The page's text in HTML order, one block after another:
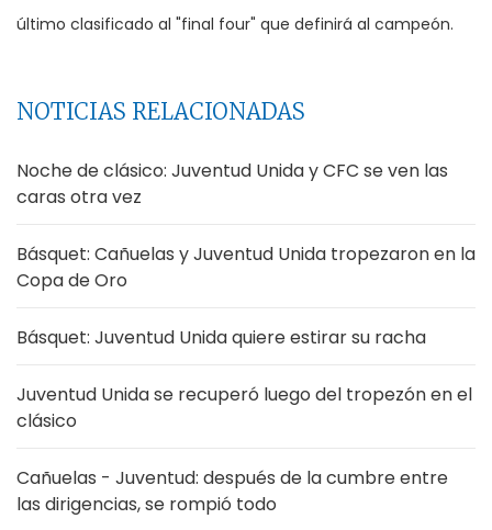
último clasificado al "final four" que definirá al campeón.
NOTICIAS RELACIONADAS
Noche de clásico: Juventud Unida y CFC se ven las
caras otra vez
Básquet: Cañuelas y Juventud Unida tropezaron en la
Copa de Oro
Básquet: Juventud Unida quiere estirar su racha
Juventud Unida se recuperó luego del tropezón en el
clásico
Cañuelas - Juventud: después de la cumbre entre
las dirigencias, se rompió todo